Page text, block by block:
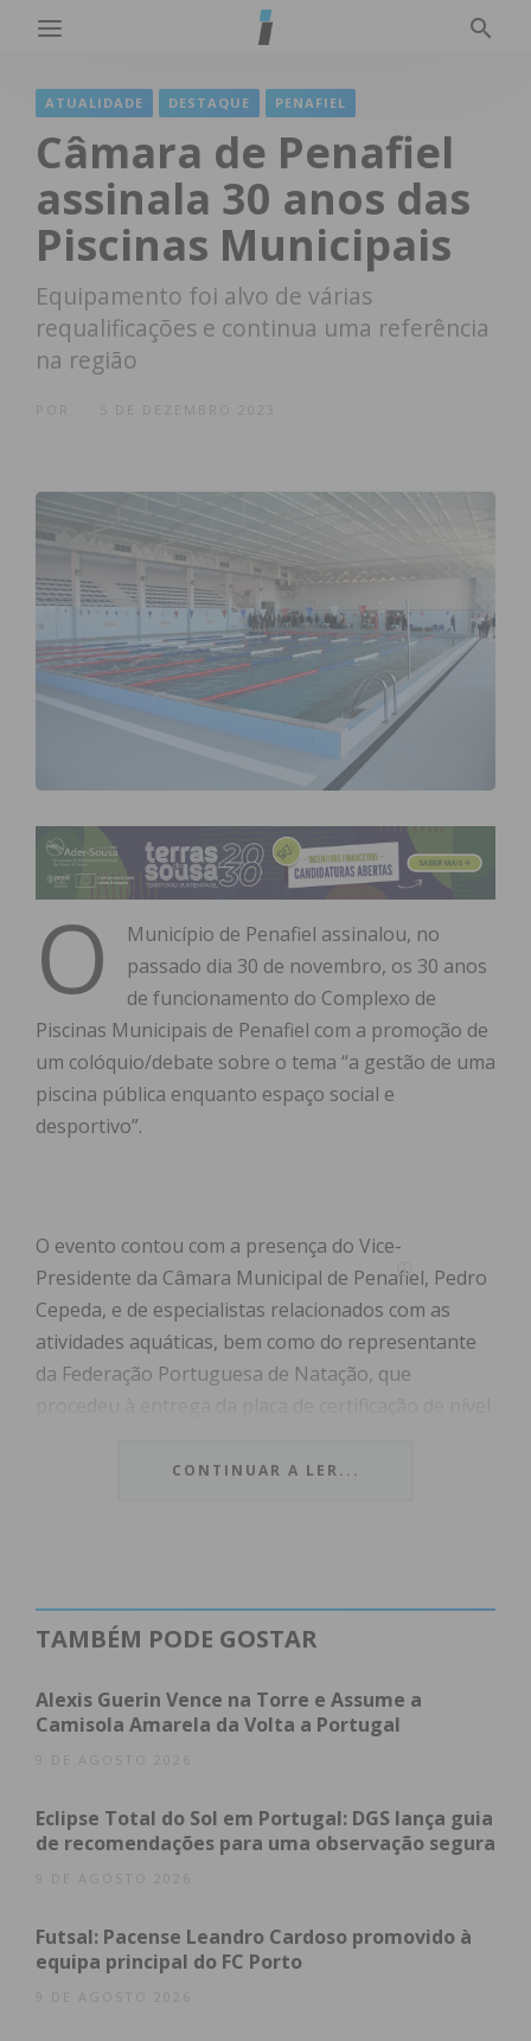
ATUALIDADE DESTAQUE PENAFIEL
Câmara de Penafiel
assinala 30 anos das
Piscinas Municipais
Equipamento foi alvo de várias
requalificações e continua uma referência
na região
O
Município de Penafiel assinalou, no
passado dia 30 de novembro, os 30 anos
de funcionamento do Complexo de
Piscinas Municipais de Penafiel com a promoção de
um colóquio/debate sobre o tema “a gestão de uma
piscina pública enquanto espaço social e
desportivo”.
O evento contou com a presença do Vice-
Presidente da Câmara Municipal de Penafiel, Pedro
Cepeda, e de especialistas relacionados com as
atividades aquáticas, bem como do representante
da Federação Portuguesa de Natação, que
O município refere que no evento “foram alvo de
reconhecimento instituições e personalidades cujo
contribuíram para o desenvolvimento
programático e organizacional das Piscinas”.
“Este equipamento continua a acolher milhares de
praticantes diferenciados, nomeadamente o
desporto sénior, o desporto adaptado, o desporto
atividades lúdicas e de lazer com caráter individual”.
A autarquia menciona que “em 2013, no âmbito da
CONTINUAR A LER...
TAMBÉM PODE GOSTAR
Alexis Guerin Vence na Torre e Assume a
Camisola Amarela da Volta a Portugal
9 DE AGOSTO 2026
Eclipse Total do Sol em Portugal: DGS lança guia
de recomendações para uma observação segura
9 DE AGOSTO 2026
Futsal: Pacense Leandro Cardoso promovido à
equipa principal do FC Porto
9 DE AGOSTO 2026